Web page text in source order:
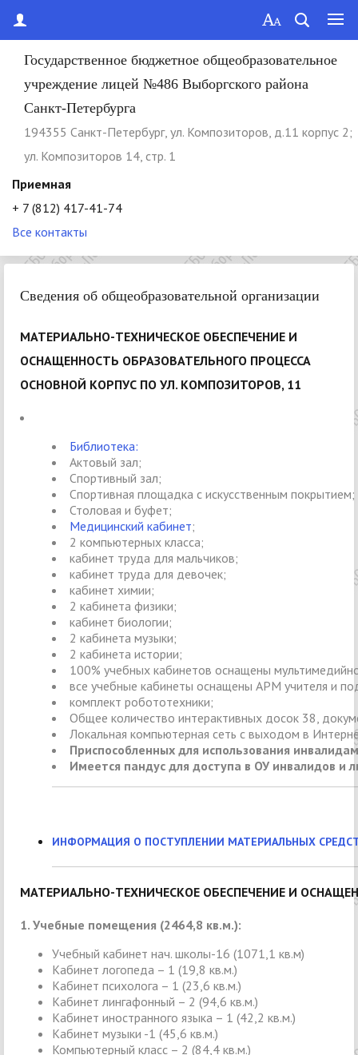
Государственное бюджетное общеобразовательное
учреждение лицей №486 Выборгского района
Санкт-Петербурга
194355 Cанкт-Петербург, ул. Композиторов, д.11 корпус 2;
ул. Композиторов 14, стр. 1
Приемная
+ 7 (812) 417-41-74
Все контакты
Сведения об общеобразовательной организации
МАТЕРИАЛЬНО-ТЕХНИЧЕСКОЕ ОБЕСПЕЧЕНИЕ И
ОСНАЩЕННОСТЬ ОБРАЗОВАТЕЛЬНОГО ПРОЦЕССА
ОСНОВНОЙ КОРПУС ПО УЛ. КОМПОЗИТОРОВ, 11
Библиотека:
Актовый зал;
Спортивный зал;
Спортивная площадка с искусственным покрытием;
Столовая и буфет;
Медицинский кабинет;
2 компьютерных класса;
кабинет труда для мальчиков;
кабинет труда для девочек;
кабинет химии;
2 кабинета физики;
кабинет биологии;
2 кабинета музыки;
2 кабинета истории;
100% учебных кабинетов оснащены
все учебные кабинеты оснащены АРМ учителя и
комплект робототехники;
Общее количество интерактивных досок 38,
Локальная компьютерная сеть с выходом в
Приспособленных для использования
Имеется пандус для доступа в ОУ инвалидов и
ИНФОРМАЦИЯ О ПОСТУПЛЕНИИ МАТЕРИАЛЬНЫХ
МАТЕРИАЛЬНО-ТЕХНИЧЕСКОЕ ОБЕСПЕЧЕНИЕ И
1. Учебные помещения (2464,8 кв.м.):
Учебный кабинет нач. школы-16 (1071,1 кв.м)
Кабинет логопеда – 1 (19,8 кв.м.)
Кабинет психолога – 1 (23,6 кв.м.)
Кабинет лингафонный – 2 (94,6 кв.м.)
Кабинет иностранного языка – 1 (42,2 кв.м.)
Кабинет музыки -1 (45,6 кв.м.)
Компьютерный класс – 2 (84,4 кв.м.)